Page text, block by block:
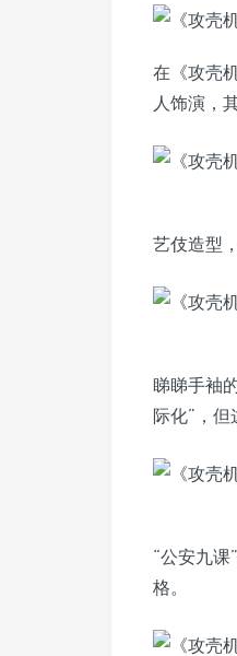
在《攻壳
人饰演，
艺伎造型
睇睇手袖
际化”，但
“公安九
格。